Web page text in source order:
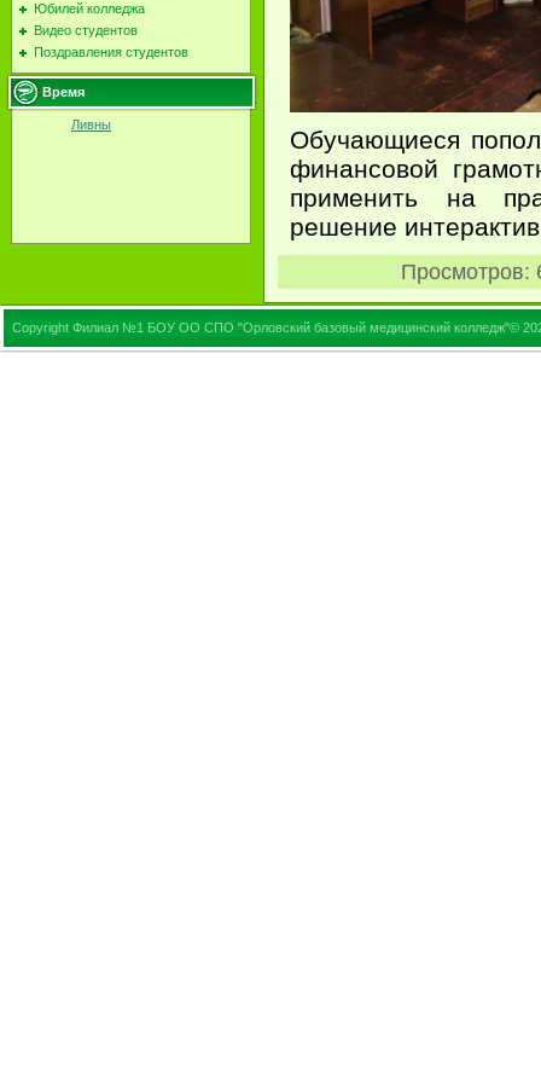
Юбилей колледжа
Видео студентов
Поздравления студентов
Время
Ливны
Обучающиеся
финансовой
применить на
решение
Просмотров:
Copyright Филиал №1 БОУ ОО СПО "Орловский базовый медицинский колледж"©